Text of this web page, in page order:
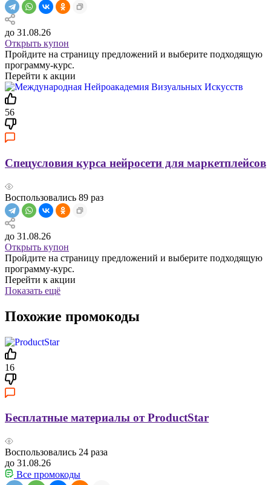
до 31.08.26
Открыть купон
Пройдите на страницу предложений и выберите подходящую
программу-курс.
Перейти к акции
56
Спецусловия курса нейросети для маркетплейсов
Воспользовались 89 раз
до 31.08.26
Открыть купон
Пройдите на страницу предложений и выберите подходящую
программу-курс.
Перейти к акции
Показать ещё
Похожие промокоды
16
Бесплатные материалы от ProductStar
Воспользовались 24 раза
до 31.08.26
Все промокоды